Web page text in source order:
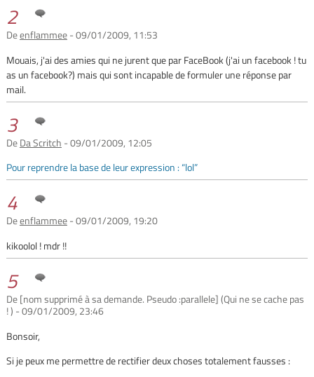
2
Deenflammee- 09/01/2009, 11:53
Mouais, j'ai des amies qui ne jurent que par FaceBook (j'ai un facebook ! tu
as un facebook?) mais qui sont incapable de formuler une réponse par
mail.
3
DeDa Scritch - 09/01/2009, 12:05
Pour reprendre la base de leur expression : “lol”
4
Deenflammee- 09/01/2009, 19:20
kikoolol ! mdr !!
5
De [nom supprimé à sa demande. Pseudo :parallele] (Qui ne se cache pas
! ) - 09/01/2009, 23:46
Bonsoir,
Si je peux me permettre de rectifier deux choses totalement fausses :